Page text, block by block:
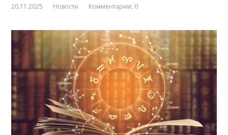
20.11.2025 Новости Комментарии: 0